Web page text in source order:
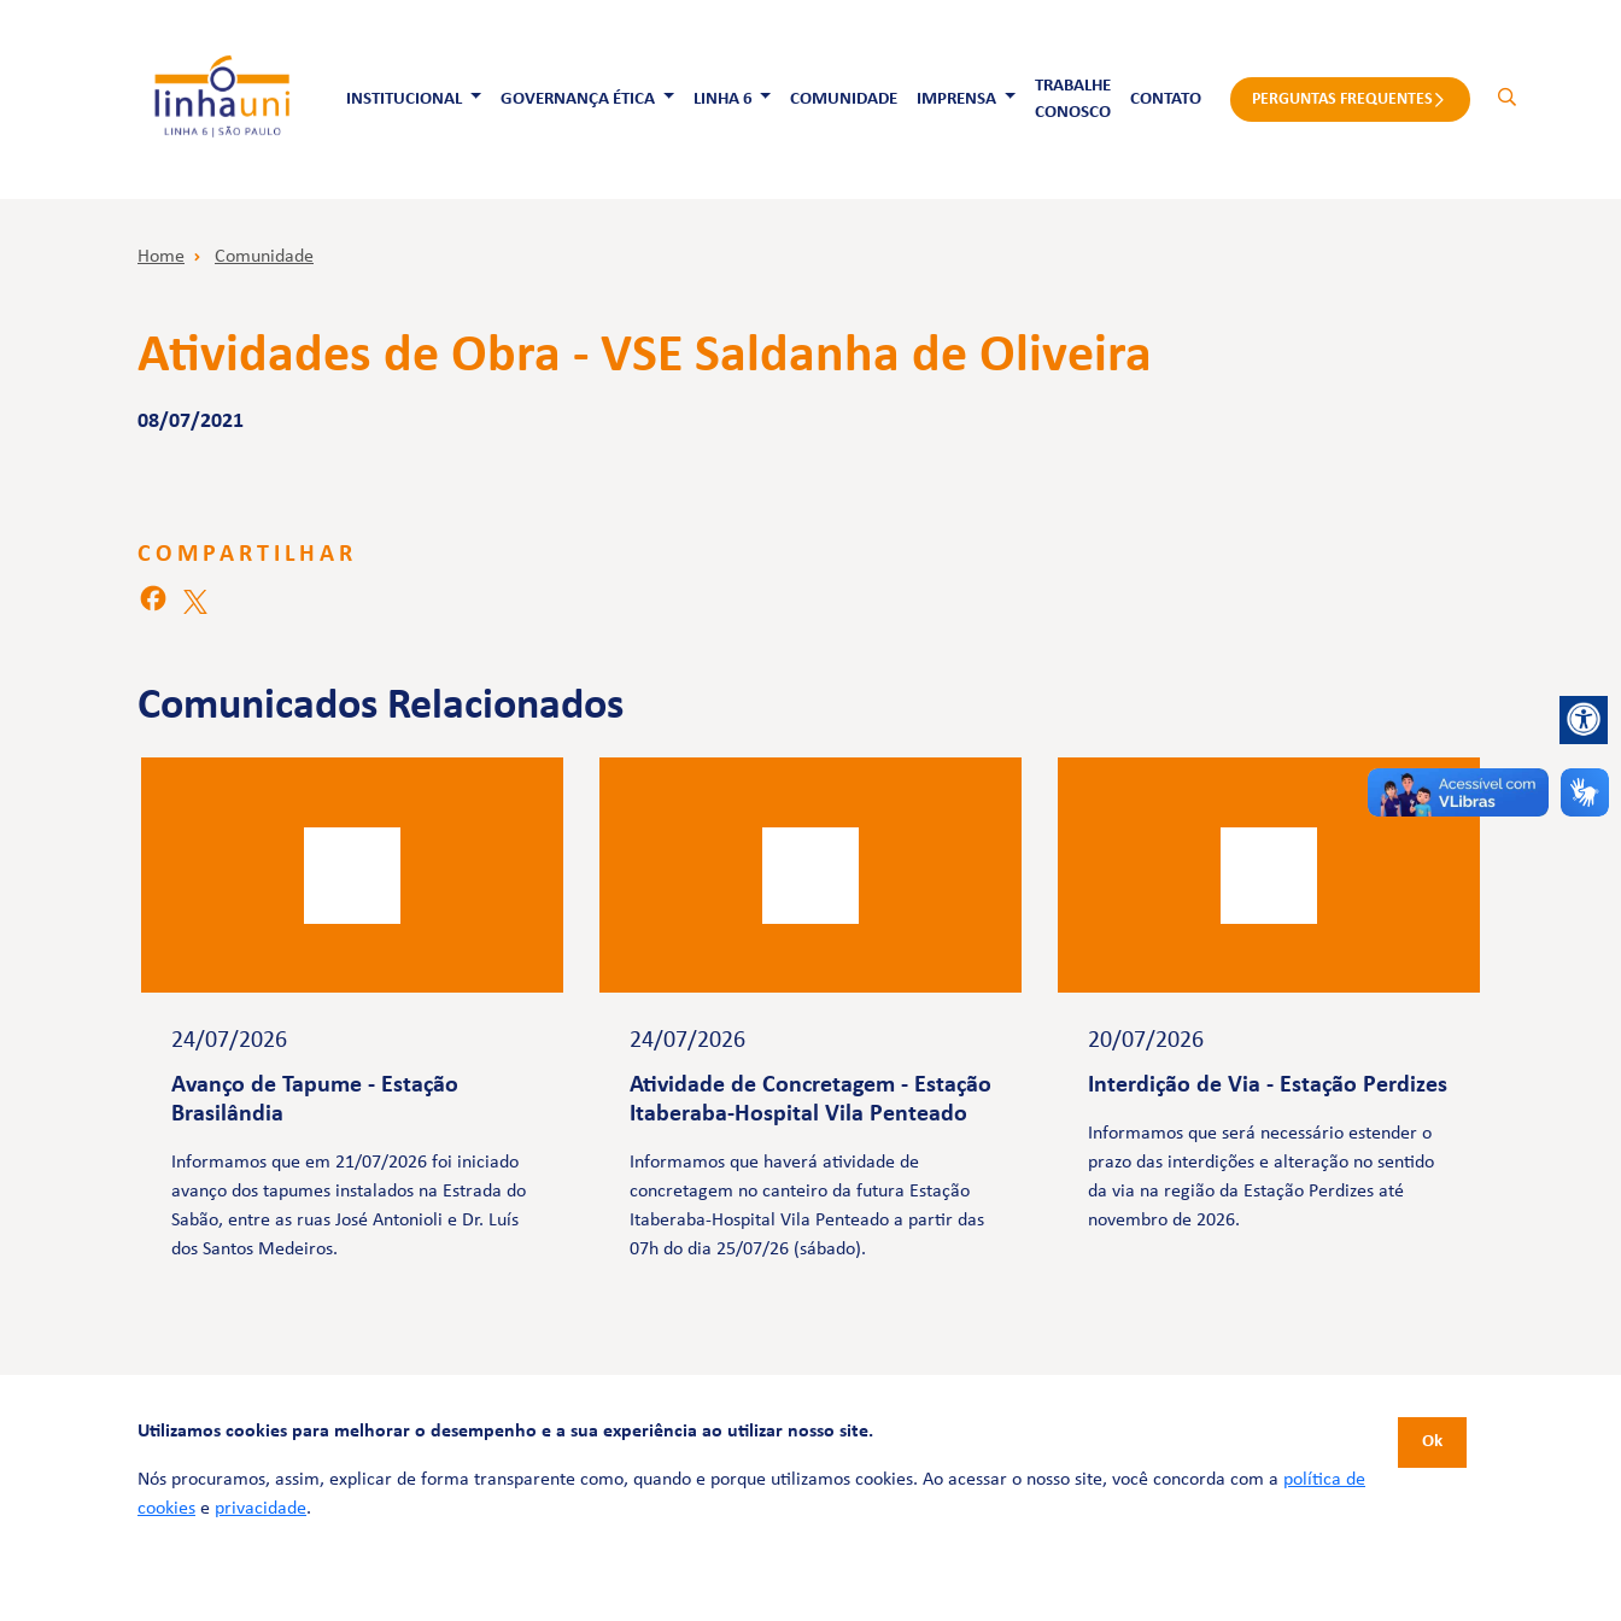
INSTITUCIONAL GOVERNANÇA ÉTICA LINHA 6 COMUNIDADE IMPRENSA
TRABALHE
CONOSCO
CONTATO PERGUNTAS FREQUENTES
Home Comunidade
Atividades de Obra - VSE Saldanha de Oliveira
08/07/2021
COMPARTILHAR
Comunicados Relacionados
24/07/2026
Avanço de Tapume - Estação
Brasilândia
Informamos que em 21/07/2026 foi iniciado
avanço dos tapumes instalados na Estrada do
Sabão, entre as ruas José Antonioli e Dr. Luís
dos Santos Medeiros.
24/07/2026
Atividade de Concretagem - Estação
Itaberaba-Hospital Vila Penteado
Informamos que haverá atividade de
concretagem no canteiro da futura Estação
Itaberaba-Hospital Vila Penteado a partir das
07h do dia 25/07/26 (sábado).
20/07/2026
Interdição de Via - Estação Perdizes
Informamos que será necessário estender o
prazo das interdições e alteração no sentido
da via na região da Estação Perdizes até
novembro de 2026.
FALE CONOSCO
0800 580 3172
Utilizamos cookies para melhorar o desempenho e a sua experiência ao utilizar nosso site.
Nós procuramos, assim, explicar de forma transparente como, quando e porque utilizamos cookies. Ao acessar o nosso site, você concorda com a política de
cookies e privacidade.
Ok